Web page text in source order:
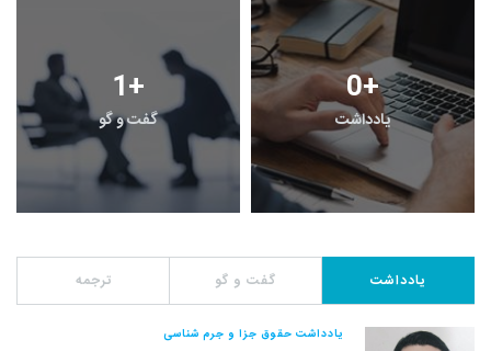
1+
گفت و گو
0+
یادداشت
یادداشت گفت و گو ترجمه
یادداشت حقوق جزا و جرم شناسی